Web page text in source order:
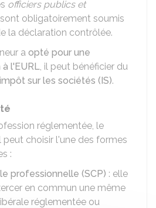
officiers publics et
obligatoirement soumis
la déclaration contrôlée.
a opté pour une
l'EURL, il peut bénéficier du
impôt sur les sociétés (IS).
réglementée, le
choisir l'une des formes
:
professionnelle (SCP) : elle
en commun une même
réglementée ou